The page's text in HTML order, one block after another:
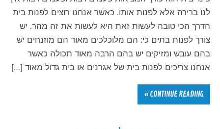
לנו ברירה אלא לפנות אותו. כאשר אנחנו רוצים לפנות בית
הדרך הכי טובה לעשות זאת היא לעשות את זה מהר. יש
צורך לפנות בתים כי: הם מלוכלכים מאוד הם מוזנחים יש
בהם עובש ומזיקים יש בהם הרבה מאוד תכולה כאשר
אנחנו צריכים לפנות בית של אגרנים או בית גדול מאוד […]
CONTINUE READING »